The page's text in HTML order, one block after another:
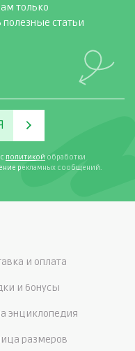
только
статьи
политикой обработки
рекламных сообщений.
и оплата
и бонусы
энциклопедия
размеров